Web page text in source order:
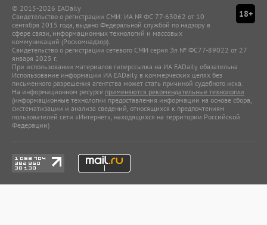
18+
© 2015-2026 EADaily
Свидетельство о регистрации СМИ: ИА № ФС 77-63062 от 10
сентября 2015 года, выдано Федеральной службой по надзору в
сфере связи, информационных технологий и массовых
коммуникаций (Роскомнадзор).
Свидетельство о регистрации сетевого СМИ серия Эл № ФС77-89022 от 27
января 2025 г.
При использовании материалов гиперссылка на ИА EADaily обязательна
Использование информации ИА EADaily в коммерческих целях без
письменного разрешения агентства может стать причиной судебного иска.
На информационном ресурсе применяются рекомендательные технологии
(информационные технологии предоставления информации на основе сбора,
систематизации и анализа сведений, относящихся к предпочтениям
пользователей сети «Интернет», находящихся на территории Российской
Федерации)